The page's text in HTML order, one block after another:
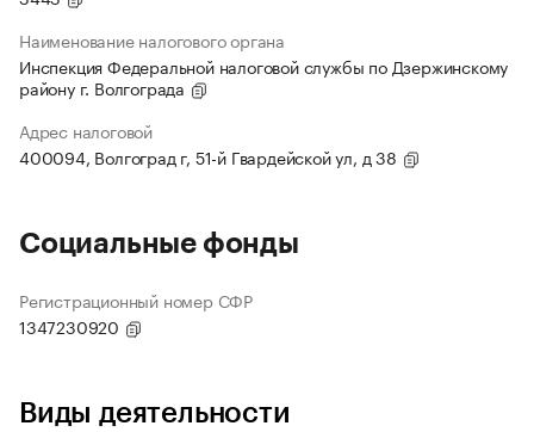
Наименование налогового органа
Инспекция Федеральной налоговой службы по Дзержинскому
району г. Волгограда
Адрес налоговой
400094, Волгоград г, 51-й Гвардейской ул, д 38
Социальные фонды
Регистрационный номер СФР
1347230920
Виды деятельности